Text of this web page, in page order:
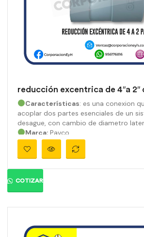
reducción excentrica de 4″a 2″
Características: es una conexion
acoplar dos partes esenciales de un
desague, con cambio de diametro
Marca: Pavco
Material:PVC
Medidas:
4″a 2″
Ángulo:
Presión:890 psi
Color:
COTIZAR